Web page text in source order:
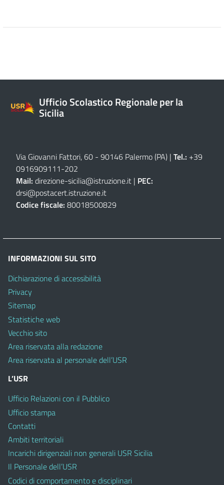
Ufficio Scolastico Regionale per la
Sicilia
Via Giovanni Fattori, 60 - 90146 Palermo (PA) | Tel.: +39
0916909111-202
Mail: direzione-sicilia@istruzione.it | PEC:
drsi@postacert.istruzione.it
Codice fiscale: 80018500829
INFORMAZIONI SUL SITO
Dichiarazione di accessibilità
Privacy
Sitemap
Statistiche web
Vecchio sito
Area riservata alla redazione
Area riservata al personale dell’USR
L’USR
Ufficio Relazioni con il Pubblico
Ufficio stampa
Contatti
Ambiti territoriali
Incarichi dirigenziali non generali USR Sicilia
Il Personale dell’USR
Codici di comportamento e disciplinari